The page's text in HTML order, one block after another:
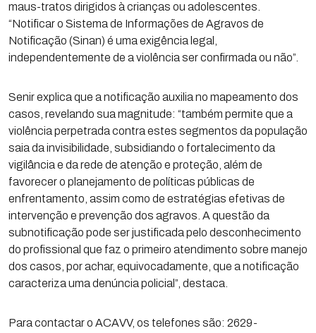
maus-tratos dirigidos à crianças ou adolescentes.
“Notificar o Sistema de Informações de Agravos de
Notificação (Sinan) é uma exigência legal,
independentemente de a violência ser confirmada ou não”.
Senir explica que a notificação auxilia no mapeamento dos
casos, revelando sua magnitude: “também permite que a
violência perpetrada contra estes segmentos da população
saia da invisibilidade, subsidiando o fortalecimento da
vigilância e da rede de atenção e proteção, além de
favorecer o planejamento de políticas públicas de
enfrentamento, assim como de estratégias efetivas de
intervenção e prevenção dos agravos. A questão da
subnotificação pode ser justificada pelo desconhecimento
do profissional que faz o primeiro atendimento sobre manejo
dos casos, por achar, equivocadamente, que a notificação
caracteriza uma denúncia policial”, destaca.
Para contactar o ACAVV, os telefones são: 2629-